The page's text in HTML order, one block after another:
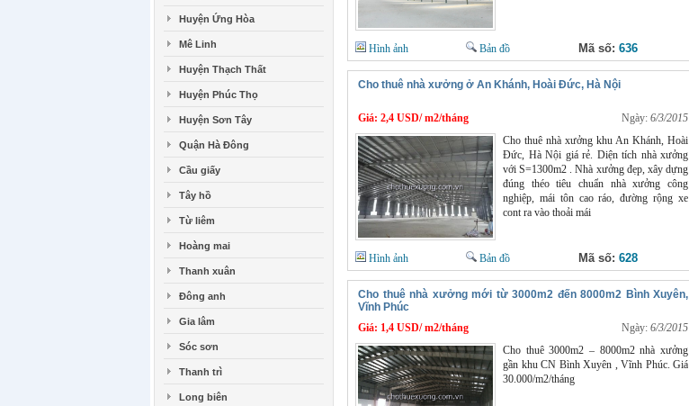
Huyện Ứng Hòa
Mê Linh
Huyện Thạch Thất
Huyện Phúc Thọ
Huyện Sơn Tây
Quận Hà Đông
Cầu giấy
Tây hồ
Từ liêm
Hoàng mai
Thanh xuân
Đông anh
Gia lâm
Sóc sơn
Thanh trì
Long biên
Hình ảnh Bản đồ Mã số: 636
Cho thuê nhà xưởng ở An Khánh, Hoài Đức, Hà Nội
Giá: 2,4 USD/ m2/tháng Ngày: 6/3/2015
Cho thuê nhà xưởng khu An Khánh, Hoài
Đức, Hà Nội giá rẻ. Diện tích nhà xưởng
với S=1300m2 . Nhà xưởng đẹp, xây dựng
đúng théo tiêu chuẩn nhà xưởng công
nghiệp, mái tôn cao ráo, đường rộng xe
cont ra vào thoải mái
Hình ảnh Bản đồ Mã số: 628
Cho thuê nhà xưởng mới từ 3000m2 đến 8000m2 Bình Xuyên,
Vĩnh Phúc
Giá: 1,4 USD/ m2/tháng Ngày: 6/3/2015
Cho thuê 3000m2 – 8000m2 nhà xưởng
gần khu CN Bình Xuyên , Vĩnh Phúc. Giá
30.000/m2/tháng